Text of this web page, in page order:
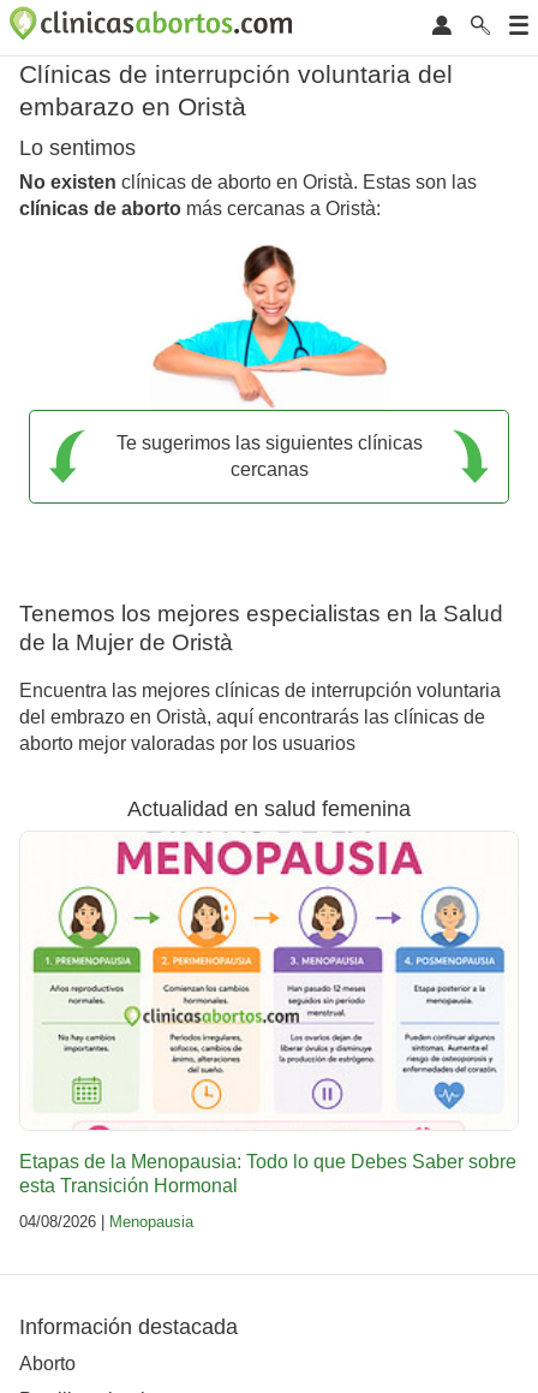
Clínicas de interrupción voluntaria del
embarazo en Oristà
Lo sentimos
No existen clínicas de aborto en Oristà. Estas son las
clínicas de aborto más cercanas a Oristà:
Te sugerimos las siguientes clínicas
cercanas
Tenemos los mejores especialistas en la Salud
de la Mujer de Oristà
Encuentra las mejores clínicas de interrupción voluntaria
del embrazo en Oristà, aquí encontrarás las clínicas de
aborto mejor valoradas por los usuarios
Actualidad en salud femenina
Etapas de la Menopausia: Todo lo que Debes Saber sobre
esta Transición Hormonal
04/08/2026 | Menopausia
Información destacada
Aborto